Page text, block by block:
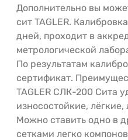
Дополнительно вы
сит TAGLER.
дней, проходит в
метрологической
По результатам
сертификат.
TAGLER СЛК-200 Сита
износостойкие,
Можно ставить одно в
сетками легко